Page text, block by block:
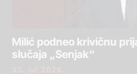
Milić podneo krivičnu
slučaja „Senjak“
30. jul 2026.